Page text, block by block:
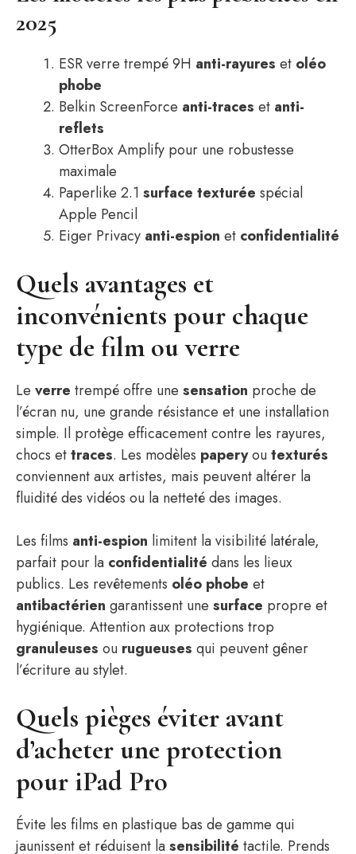
2025
ESR verre trempé 9H anti-rayures et oléo
phobe
Belkin ScreenForce anti-traces et anti-
reflets
OtterBox Amplify pour une robustesse
maximale
Paperlike 2.1 surface texturée spécial
Apple Pencil
Eiger Privacy anti-espion et confidentialité
Quels avantages et
inconvénients pour chaque
type de film ou verre
Le verre trempé offre une sensation proche de
l’écran nu, une grande résistance et une installation
simple. Il protège efficacement contre les rayures,
chocs ettraces. Les modèles paperyoutexturés
conviennent aux artistes, mais peuvent altérer la
fluidité des vidéos ou la netteté des images.
Les films anti-espion limitent la visibilité latérale,
parfait pour la confidentialité dans les lieux
publics. Les revêtements oléo phobe et
antibactérien garantissent une surface propre et
hygiénique. Attention aux protections trop
granuleuses ou rugueuses qui peuvent gêner
l’écriture au stylet.
Quels pièges éviter avant
d’acheter une protection
pour iPad Pro
Évite les films en plastique bas de gamme qui
jaunissent et réduisent lasensibilité tactile. Prends